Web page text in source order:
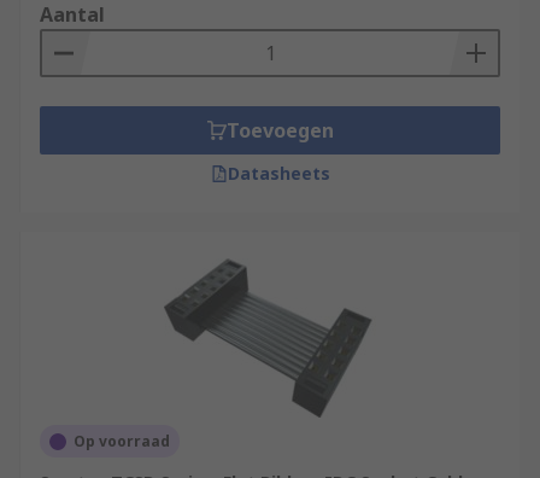
Aantal
Toevoegen
Datasheets
Op voorraad